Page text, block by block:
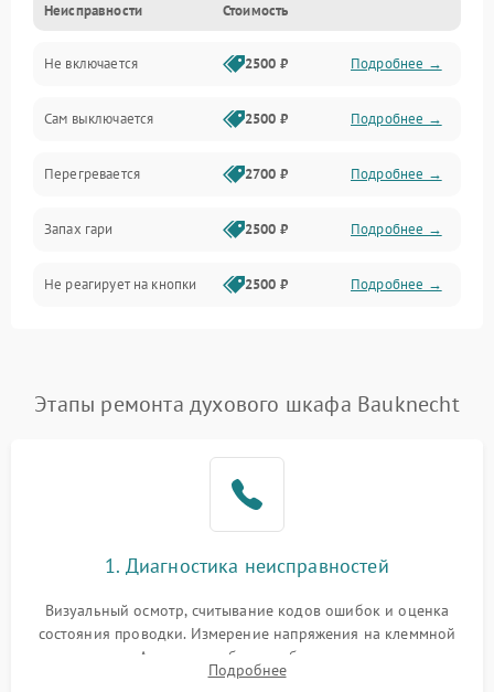
Неисправности Стоимость
Не включается 2500 ₽ Подробнее →
Сам выключается 2500 ₽ Подробнее →
Перегревается 2700 ₽ Подробнее →
Запах гари 2500 ₽ Подробнее →
Не реагирует на кнопки 2500 ₽ Подробнее →
Этапы ремонта духового шкафа Bauknecht
1. Диагностика неисправностей
Визуальный осмотр, считывание кодов ошибок и оценка
состояния проводки. Измерение напряжения на клеммной
колодке. Анализ жалоб на проблемы с нагревом,
конвекцией, панелью управления или блокировкой дверцы.
Подробнее